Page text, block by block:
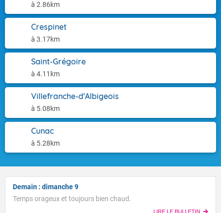
à 2.86km
Crespinet
à 3.17km
Saint-Grégoire
à 4.11km
Villefranche-d'Albigeois
à 5.08km
Cunac
à 5.28km
Demain : dimanche 9
Temps orageux et toujours bien chaud.
LIRE LE BULLETIN